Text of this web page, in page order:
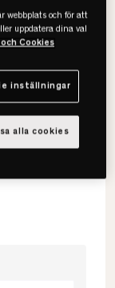
webbplats och för att
uppdatera dina val
Cookies
inställningar
alla cookies